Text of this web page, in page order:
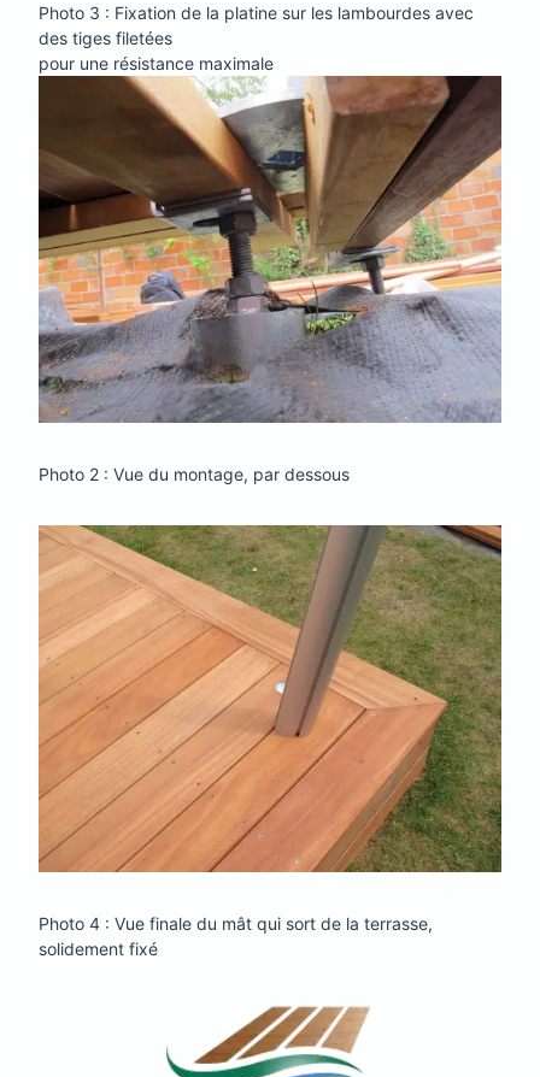
Photo 3 : Fixation de la platine sur les lambourdes avec
des tiges filetées
pour une résistance maximale
Photo 2 : Vue du montage, par dessous
Photo 4 : Vue finale du mât qui sort de la terrasse,
solidement fixé